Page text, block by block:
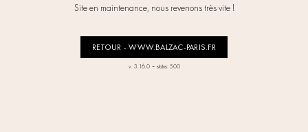
Site en maintenance, nous revenons très vite !
RETOUR - WWW.BALZAC-PARIS.FR
v. 3.16.0- status: 500